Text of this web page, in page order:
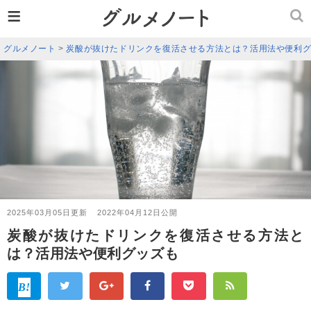
グルメノート >炭酸が抜けたドリンクを復活させる方法とは？活用法や便利
2025年03月05日更新 2022年04月12日公開
炭酸が抜けたドリンクを復活させる方法と
は？活用法や便利グッズも
≡